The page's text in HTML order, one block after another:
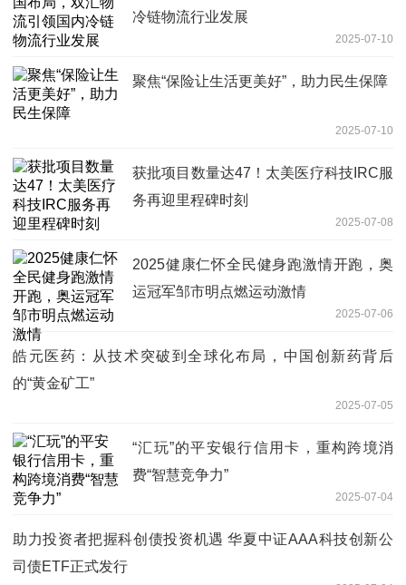
冷链物流行业发展
2025-07-10
聚焦“保险让生活更美好”，助力民生保障
2025-07-10
获批项目数量达47！太美医疗科技IRC服
务再迎里程碑时刻
2025-07-08
2025健康仁怀全民健身跑激情开跑，奥
运冠军邹市明点燃运动激情
2025-07-06
皓元医药：从技术突破到全球化布局，中国创新药背后
的“黄金矿工”
2025-07-05
“汇玩”的平安银行信用卡，重构跨境消
费“智慧竞争力”
2025-07-04
助力投资者把握科创债投资机遇 华夏中证AAA科技创新公
司债ETF正式发行